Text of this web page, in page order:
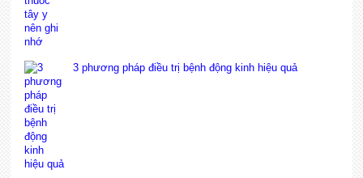
3 phương pháp điều trị bệnh động kinh hiệu quả